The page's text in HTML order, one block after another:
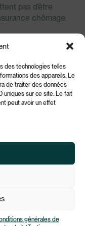
des technologies telles
des appareils. Le
de traiter des données
uniques sur ce site. Le fait
peut avoir un effet
générales de
pas d’être
chômage.
il disposé
cette
ci est ouvert à
travail. Si vous
au dispositif de
un contrat qui vient
obligatoires
par la